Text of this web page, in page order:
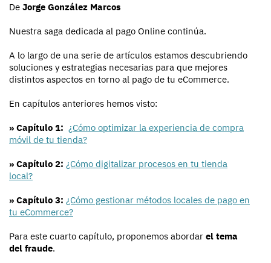
De Jorge González Marcos
Nuestra saga dedicada al pago Online continúa.
A lo largo de una serie de artículos estamos descubriendo
soluciones y estrategias necesarias para que mejores
distintos aspectos en torno al pago de tu eCommerce.
En capítulos anteriores hemos visto:
» Capítulo 1: ¿Cómo optimizar la experiencia de compra
móvil de tu tienda?
» Capítulo 2: ¿Cómo digitalizar procesos en tu tienda
local?
» Capítulo 3: ¿Cómo gestionar métodos locales de pago en
tu eCommerce?
Para este cuarto capítulo, proponemos abordar el tema
del fraude.